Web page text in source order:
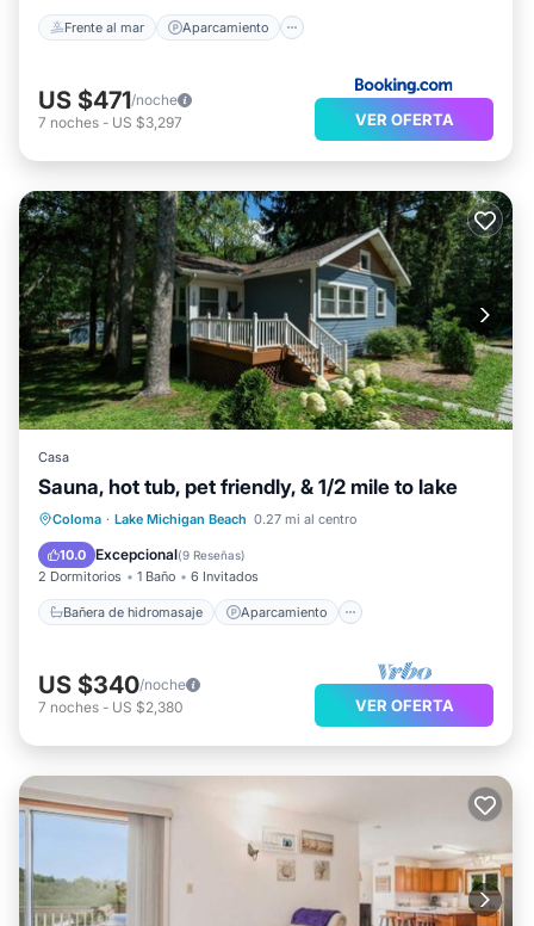
Frente al mar Aparcamiento
US $471/noche
7 noches - US $3,297 VER OFERTA
Casa
Sauna, hot tub, pet friendly, & 1/2 mile to lake
Coloma · Lake Michigan Beach 0.27 mi al centro
10.0 Excepcional(9 Reseñas)
2 Dormitorios 1 Baño 6 Invitados
Bañera de hidromasaje Aparcamiento
Bañera de hidromasaje
Aparcamiento
Balcón/Terraza
US $340/noche
7 noches - US $2,380 VER OFERTA